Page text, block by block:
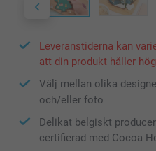
Leveranstiderna kan
att din produkt håller
Välj mellan olika
och/eller foto
Delikat belgiskt
certifierad med Cocoa